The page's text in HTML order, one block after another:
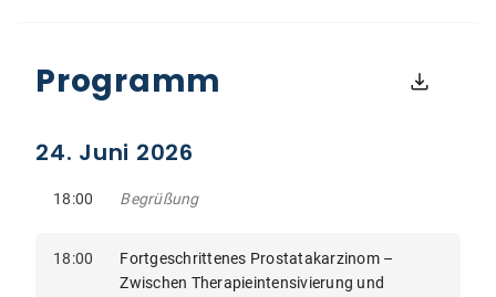
Programm
24. Juni 2026
18:00 Begrüßung
18:00
Fortgeschrittenes Prostatakarzinom –
Zwischen Therapieintensivierung und